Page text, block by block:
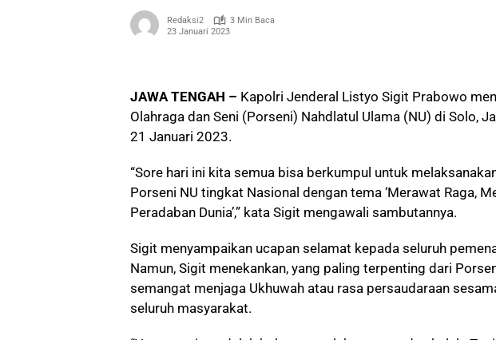
Redaksi2
3 Min Baca
23 Januari 2023
JAWA TENGAH – Kapolri Jenderal Listyo Sigit Prabowo
Olahraga dan Seni (Porseni) Nahdlatul Ulama (NU) di Solo,
21 Januari 2023.
“Sore hari ini kita semua bisa berkumpul untuk
Porseni NU tingkat Nasional dengan tema ‘Merawat Raga,
Peradaban Dunia’,” kata Sigit mengawali sambutannya.
Sigit menyampaikan ucapan selamat kepada seluruh
Namun, Sigit menekankan, yang paling terpenting dari
semangat menjaga Ukhuwah atau rasa persaudaraan
seluruh masyarakat.